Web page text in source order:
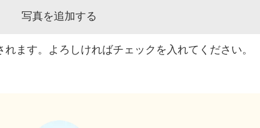
写真を追加する
ます。よろしければチェックを入れてください。